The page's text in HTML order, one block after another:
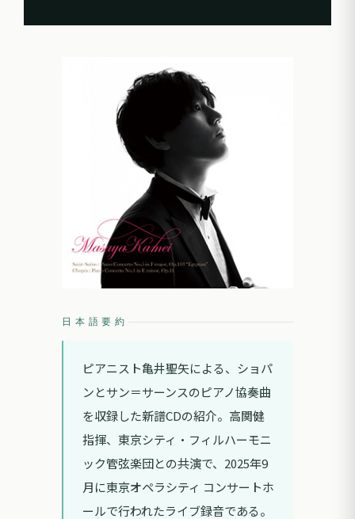
日本語要約
ピアニスト亀井聖矢による、ショパ
ンとサン＝サーンスのピアノ協奏曲
を収録した新譜CDの紹介。高関健
指揮、東京シティ・フィルハーモニ
ック管弦楽団との共演で、2025年9
月に東京オペラシティ コンサートホ
ールで行われたライブ録音である。